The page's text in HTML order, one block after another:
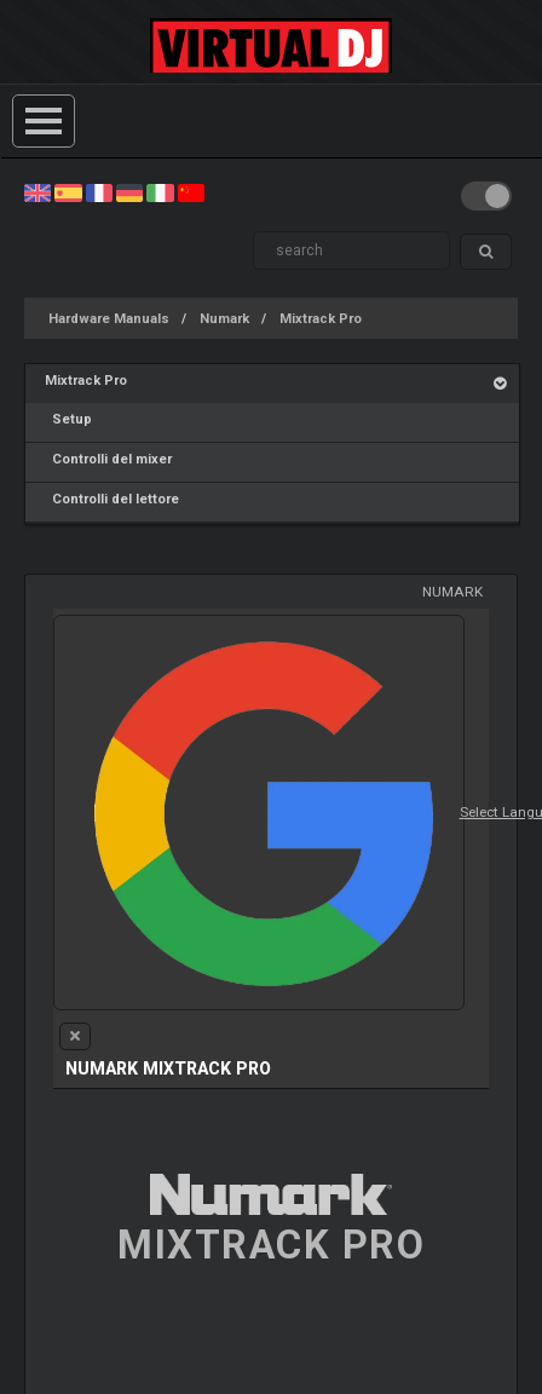
Hardware Manuals Numark Mixtrack Pro
Mixtrack Pro
Setup
Controlli del mixer
Controlli del lettore
NUMARK
Select
NUMARK MIXTRACK PRO
MIXTRACK PRO